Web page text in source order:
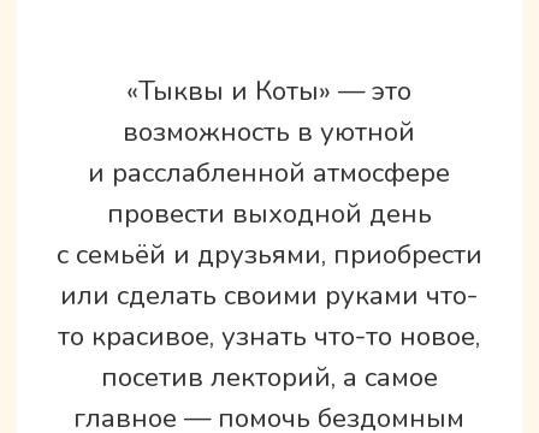
осенний семейный
фестиваль, посвящённый
лени, удовольствиям,
творческому отношению
к тыкве и любви
к кошкам и котам